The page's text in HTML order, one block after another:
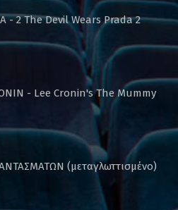
- 2 The Devil Wears Prada 2
- Lee Cronin's The Mummy
(μεταγλωττισμένο)